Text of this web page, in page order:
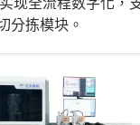
分拣模块。